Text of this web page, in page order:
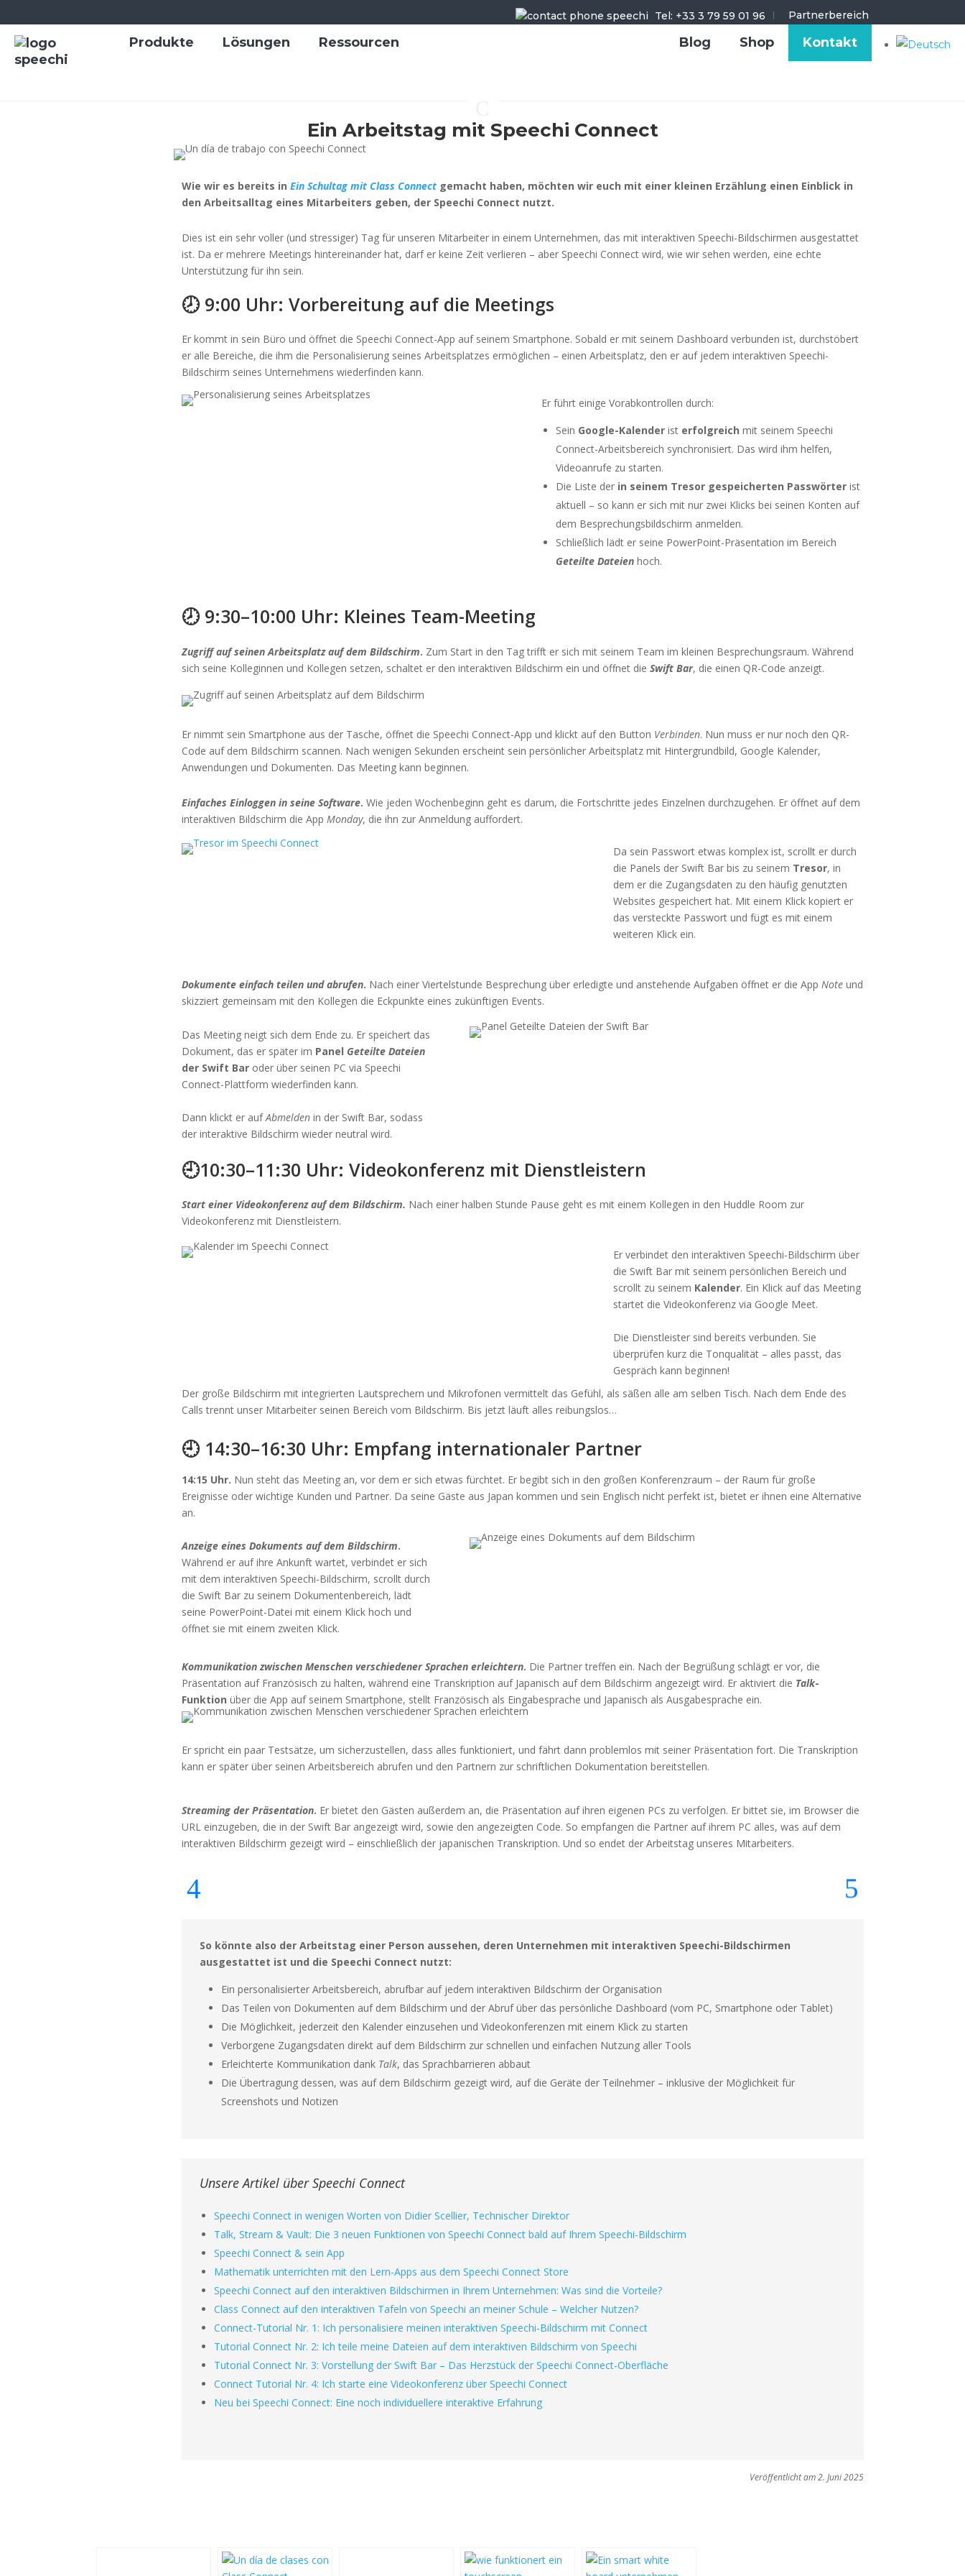
Tel: +33 3 79 59 01 96 I Partnerbereich
Produkte Lösungen Ressourcen Kontakt
Shop
Blog
Ein Arbeitstag mit Speechi Connect
Wie wir es bereits inEin Schultag mit Class Connect gemacht haben, möchten wir euch mit einer kleinen Erzählung einen Einblick in
den Arbeitsalltag eines Mitarbeiters geben, der Speechi Connect nutzt.
Dies ist ein sehr voller (und stressiger) Tag für unseren Mitarbeiter in einem Unternehmen, das mit interaktiven Speechi-Bildschirmen ausgestattet
ist. Da er mehrere Meetings hintereinander hat, darf er keine Zeit verlieren – aber Speechi Connect wird, wie wir sehen werden, eine echte
Unterstützung für ihn sein.
🕗 9:00 Uhr: Vorbereitung auf die Meetings
Er kommt in sein Büro und öffnet die Speechi Connect-App auf seinem Smartphone. Sobald er mit seinem Dashboard verbunden ist, durchstöbert
er alle Bereiche, die ihm die Personalisierung seines Arbeitsplatzes ermöglichen – einen Arbeitsplatz, den er auf jedem interaktiven Speechi-
Bildschirm seines Unternehmens wiederfinden kann.
Er führt einige Vorabkontrollen durch:
Sein Google-Kalender ist erfolgreich mit seinem Speechi
Connect-Arbeitsbereich synchronisiert. Das wird ihm helfen,
Videoanrufe zu starten.
Die Liste der in seinem Tresor gespeicherten Passwörter ist
aktuell – so kann er sich mit nur zwei Klicks bei seinen Konten auf
dem Besprechungsbildschirm anmelden.
Schließlich lädt er seine PowerPoint-Präsentation im Bereich
Geteilte Dateien hoch.
🕗 9:30–10:00 Uhr: Kleines Team-Meeting
Zugriff auf seinen Arbeitsplatz auf dem Bildschirm. Zum Start in den Tag trifft er sich mit seinem Team im kleinen Besprechungsraum. Während
sich seine Kolleginnen und Kollegen setzen, schaltet er den interaktiven Bildschirm ein und öffnet dieSwift Bar, die einen QR-Code anzeigt.
Er nimmt sein Smartphone aus der Tasche, öffnet die Speechi Connect-App und klickt auf den Button Verbinden. Nun muss er nur noch den QR-
Code auf dem Bildschirm scannen. Nach wenigen Sekunden erscheint sein persönlicher Arbeitsplatz mit Hintergrundbild, Google Kalender,
Anwendungen und Dokumenten. Das Meeting kann beginnen.
Einfaches Einloggen in seine Software. Wie jeden Wochenbeginn geht es darum, die Fortschritte jedes Einzelnen durchzugehen. Er öffnet auf dem
interaktiven Bildschirm die App Monday, die ihn zur Anmeldung auffordert.
Da sein Passwort etwas komplex ist, scrollt er durch
die Panels der Swift Bar bis zu seinem Tresor, in
dem er die Zugangsdaten zu den häufig genutzten
Websites gespeichert hat. Mit einem Klick kopiert er
das versteckte Passwort und fügt es mit einem
weiteren Klick ein.
Dokumente einfach teilen und abrufen. Nach einer Viertelstunde Besprechung über erledigte und anstehende Aufgaben öffnet er die AppNote und
skizziert gemeinsam mit den Kollegen die Eckpunkte eines zukünftigen Events.
Das Meeting neigt sich dem Ende zu. Er speichert das
Dokument, das er später im Panel Geteilte Dateien
der Swift Bar oder über seinen PC via Speechi
Connect-Plattform wiederfinden kann.
Dann klickt er aufAbmelden in der Swift Bar, sodass
der interaktive Bildschirm wieder neutral wird.
🕘10:30–11:30 Uhr: Videokonferenz mit Dienstleistern
Start einer Videokonferenz auf dem Bildschirm. Nach einer halben Stunde Pause geht es mit einem Kollegen in den Huddle Room zur
Videokonferenz mit Dienstleistern.
Er verbindet den interaktiven Speechi-Bildschirm über
die Swift Bar mit seinem persönlichen Bereich und
scrollt zu seinem Kalender. Ein Klick auf das Meeting
startet die Videokonferenz via Google Meet.
Die Dienstleister sind bereits verbunden. Sie
überprüfen kurz die Tonqualität – alles passt, das
Gespräch kann beginnen!
Der große Bildschirm mit integrierten Lautsprechern und Mikrofonen vermittelt das Gefühl, als säßen alle am selben Tisch. Nach dem Ende des
Calls trennt unser Mitarbeiter seinen Bereich vom Bildschirm. Bis jetzt läuft alles reibungslos…
🕘 14:30–16:30 Uhr: Empfang internationaler Partner
14:15 Uhr. Nun steht das Meeting an, vor dem er sich etwas fürchtet. Er begibt sich in den großen Konferenzraum – der Raum für große
Ereignisse oder wichtige Kunden und Partner. Da seine Gäste aus Japan kommen und sein Englisch nicht perfekt ist, bietet er ihnen eine Alternative
an.
Anzeige eines Dokuments auf dem Bildschirm.
Während er auf ihre Ankunft wartet, verbindet er sich
mit dem interaktiven Speechi-Bildschirm, scrollt durch
die Swift Bar zu seinem Dokumentenbereich, lädt
seine PowerPoint-Datei mit einem Klick hoch und
öffnet sie mit einem zweiten Klick.
Kommunikation zwischen Menschen verschiedener Sprachen erleichtern. Die Partner treffen ein. Nach der Begrüßung schlägt er vor, die
Präsentation auf Französisch zu halten, während eine Transkription auf Japanisch auf dem Bildschirm angezeigt wird. Er aktiviert die Talk-
Funktion über die App auf seinem Smartphone, stellt Französisch als Eingabesprache und Japanisch als Ausgabesprache ein.
Er spricht ein paar Testsätze, um sicherzustellen, dass alles funktioniert, und fährt dann problemlos mit seiner Präsentation fort. Die Transkription
kann er später über seinen Arbeitsbereich abrufen und den Partnern zur schriftlichen Dokumentation bereitstellen.
Streaming der Präsentation. Er bietet den Gästen außerdem an, die Präsentation auf ihren eigenen PCs zu verfolgen. Er bittet sie, im Browser die
URL einzugeben, die in der Swift Bar angezeigt wird, sowie den angezeigten Code. So empfangen die Partner auf ihrem PC alles, was auf dem
interaktiven Bildschirm gezeigt wird – einschließlich der japanischen Transkription. Und so endet der Arbeitstag unseres Mitarbeiters.
So könnte also der Arbeitstag einer Person aussehen, deren Unternehmen mit interaktiven Speechi-Bildschirmen
ausgestattet ist und die Speechi Connect nutzt:
Ein personalisierter Arbeitsbereich, abrufbar auf jedem interaktiven Bildschirm der Organisation
Das Teilen von Dokumenten auf dem Bildschirm und der Abruf über das persönliche Dashboard (vom PC, Smartphone oder Tablet)
Die Möglichkeit, jederzeit den Kalender einzusehen und Videokonferenzen mit einem Klick zu starten
Verborgene Zugangsdaten direkt auf dem Bildschirm zur schnellen und einfachen Nutzung aller Tools
Erleichterte Kommunikation dank Talk, das Sprachbarrieren abbaut
Die Übertragung dessen, was auf dem Bildschirm gezeigt wird, auf die Geräte der Teilnehmer – inklusive der Möglichkeit für
Screenshots und Notizen
Unsere Artikel über Speechi Connect
Speechi Connect in wenigen Worten von Didier Scellier, Technischer Direktor
Talk, Stream & Vault: Die 3 neuen Funktionen von Speechi Connect bald auf Ihrem Speechi-Bildschirm
Speechi Connect & sein App
Mathematik unterrichten mit den Lern-Apps aus dem Speechi Connect Store
Speechi Connect auf den interaktiven Bildschirmen in Ihrem Unternehmen: Was sind die Vorteile?
Class Connect auf den interaktiven Tafeln von Speechi an meiner Schule – Welcher Nutzen?
Connect-Tutorial Nr. 1: Ich personalisiere meinen interaktiven Speechi-Bildschirm mit Connect
Tutorial Connect Nr. 2: Ich teile meine Dateien auf dem interaktiven Bildschirm von Speechi
Tutorial Connect Nr. 3: Vorstellung der Swift Bar – Das Herzstück der Speechi Connect-Oberfläche
Connect Tutorial Nr. 4: Ich starte eine Videokonferenz über Speechi Connect
Neu bei Speechi Connect: Eine noch individuellere interaktive Erfahrung
Veröffentlicht am 2. Juni 2025